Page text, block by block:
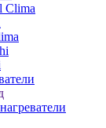
Clima